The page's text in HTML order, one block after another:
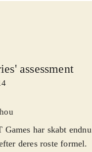
assessment
Games har skabt endnu
deres roste formel.